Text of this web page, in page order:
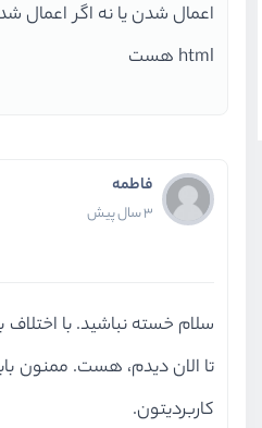
اعمال شدن یا نه اگر اعمال
html هست
فاطمه
3 سال پیش
تا الان دیدم، هست. ممنون
کاربردیتون.